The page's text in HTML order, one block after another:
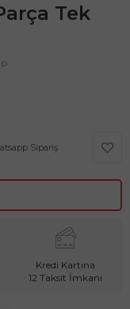
Tek
Sipariş
Kredi Kartına
12 Taksit İmkanı